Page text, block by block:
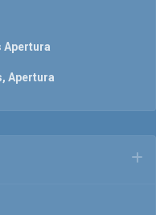
Apertura
Apertura